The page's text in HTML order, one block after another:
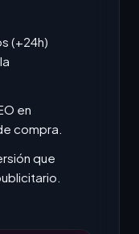
(+24h)
en
compra.
que